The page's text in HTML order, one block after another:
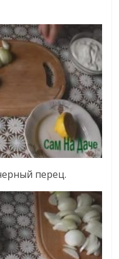
перец.